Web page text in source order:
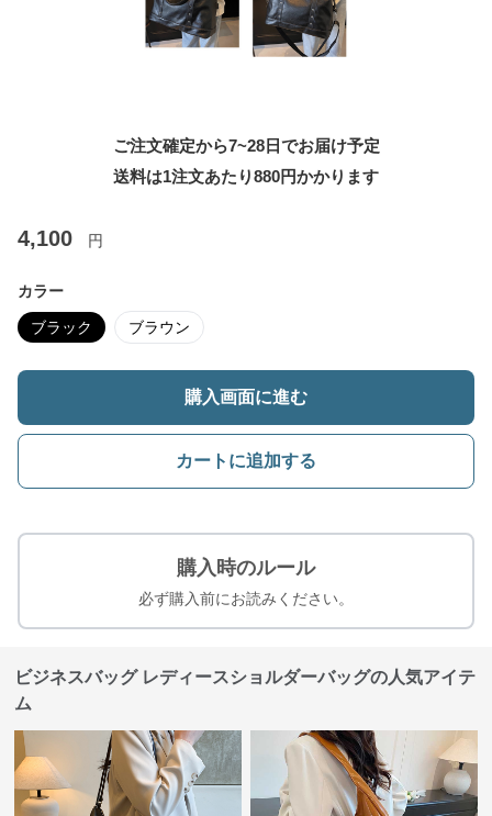
ご注文確定から7~28日でお届け予定
送料は1注文あたり880円かかります
4,100 円
カラー
ブラック ブラウン
購入画面に進む
カートに追加する
購入時のルール
必ず購入前にお読みください。
ビジネスバッグ レディースショルダーバッグの人気アイテ
ム